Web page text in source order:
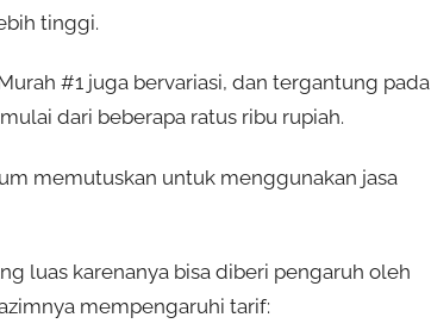
tinggi.
#1 juga bervariasi, dan tergantung pada
dari beberapa ratus ribu rupiah.
memutuskan untuk menggunakan jasa
luas karenanya bisa diberi pengaruh oleh
mempengaruhi tarif: